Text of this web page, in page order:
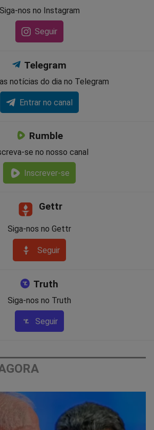
Siga-nos no Instagram
Seguir
Telegram
notícias do dia no Telegram
Entrar no canal
Rumble
se no nosso canal
Inscrever-se
Gettr
Siga-nos no Gettr
Seguir
Truth
Siga-nos no Truth
Seguir